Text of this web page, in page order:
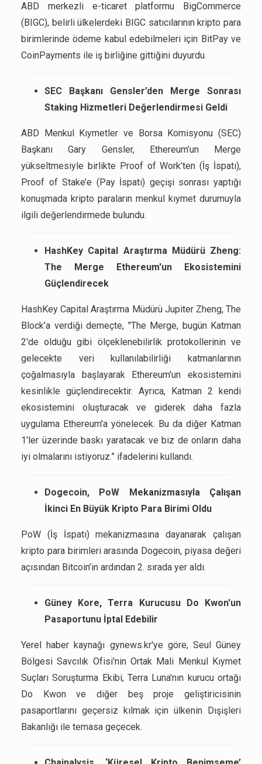
ABD merkezli e-ticaret platformu BigCommerce
(BIGC), belirli ülkelerdeki BIGC satıcılarının kripto para
birimlerinde ödeme kabul edebilmeleri için BitPay ve
CoinPayments ile iş birliğine gittiğini duyurdu.
SEC Başkanı Gensler’den Merge Sonrası
Staking Hizmetleri Değerlendirmesi Geldi
ABD Menkul Kıymetler ve Borsa Komisyonu (SEC)
Başkanı Gary Gensler, Ethereum’un Merge
yükseltmesiyle birlikte Proof of Work’ten (İş İspatı),
Proof of Stake’e (Pay İspatı) geçişi sonrası yaptığı
konuşmada kripto paraların menkul kıymet durumuyla
ilgili değerlendirmede bulundu.
HashKey Capital Araştırma Müdürü Zheng:
The Merge Ethereum'un Ekosistemini
Güçlendirecek
HashKey Capital Araştırma Müdürü Jupiter Zheng, The
Block’a verdiği demeçte, "The Merge, bugün Katman
2'de olduğu gibi ölçeklenebilirlik protokollerinin ve
gelecekte veri kullanılabilirliği katmanlarının
çoğalmasıyla başlayarak Ethereum'un ekosistemini
kesinlikle güçlendirecektir. Ayrıca, Katman 2 kendi
ekosistemini oluşturacak ve giderek daha fazla
uygulama Ethereum'a yönelecek. Bu da diğer Katman
1'ler üzerinde baskı yaratacak ve biz de onların daha
iyi olmalarını istiyoruz.” ifadelerini kullandı.
Dogecoin, PoW Mekanizmasıyla Çalışan
İkinci En Büyük Kripto Para Birimi Oldu
PoW (İş İspatı) mekanizmasına dayanarak çalışan
kripto para birimleri arasında Dogecoin, piyasa değeri
açısından Bitcoin’in ardından 2. sırada yer aldı.
Güney Kore, Terra Kurucusu Do Kwon'un
Pasaportunu İptal Edebilir
Yerel haber kaynağı gynews.kr'ye göre, Seul Güney
Bölgesi Savcılık Ofisi'nin Ortak Mali Menkul Kıymet
Suçları Soruşturma Ekibi, Terra Luna'nın kurucu ortağı
Do Kwon ve diğer beş proje geliştiricisinin
pasaportlarını geçersiz kılmak için ülkenin Dışişleri
Bakanlığı ile temasa geçecek.